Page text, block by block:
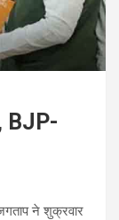
BJP-
ने शुक्रवार